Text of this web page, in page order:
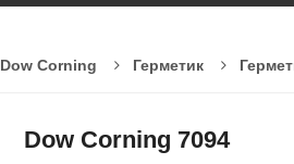
Dow Corning Герметик
Dow Corning 7094